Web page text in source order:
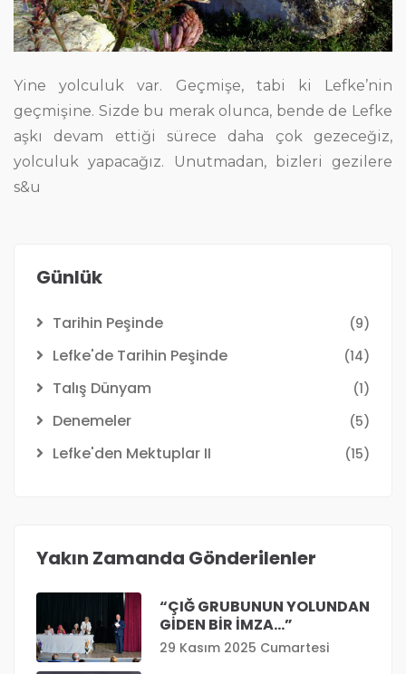
Yine yolculuk var. Geçmişe, tabi ki Lefke’nin
geçmişine. Sizde bu merak olunca, bende de Lefke
aşkı devam ettiği sürece daha çok gezeceğiz,
yolculuk yapacağız. Unutmadan, bizleri gezilere
s&u
Günlük
Tarihin Peşinde (9)
Lefke'de Tarihin Peşinde (14)
Talış Dünyam (1)
Denemeler (5)
Lefke'den Mektuplar II (15)
Yakın Zamanda Gönderilenler
“ÇIĞ GRUBUNUN YOLUNDAN
GİDEN BİR İMZA…”
29 Kasım 2025 Cumartesi